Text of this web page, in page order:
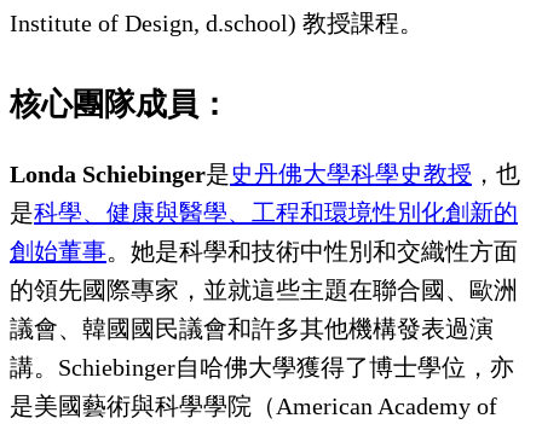
Institute of Design, d.school) 教授課程。
核心團隊成員：
Londa Schiebinger是史丹佛大學科學史教授 ，也
是科學、健康與醫學、工程和環境性別化創新的
創始董事。她是科學和技術中性別和交織性方面
的領先國際專家，並就這些主題在聯合國、歐洲
議會、韓國國民議會和許多其他機構發表過演
講。Schiebinger自哈佛大學獲得了博士學位，亦
是美國藝術與科學學院（American Academy of